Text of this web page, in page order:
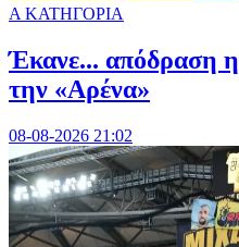
Α ΚΑΤΗΓΟΡΙΑ
Έκανε... απόδραση η
την «Αρένα»
08-08-2026 21:02